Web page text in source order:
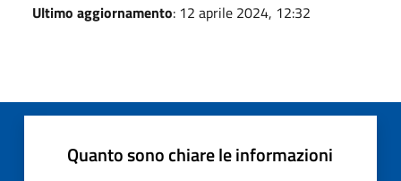
Ultimo aggiornamento: 12 aprile 2024, 12:32
Quanto sono chiare le informazioni